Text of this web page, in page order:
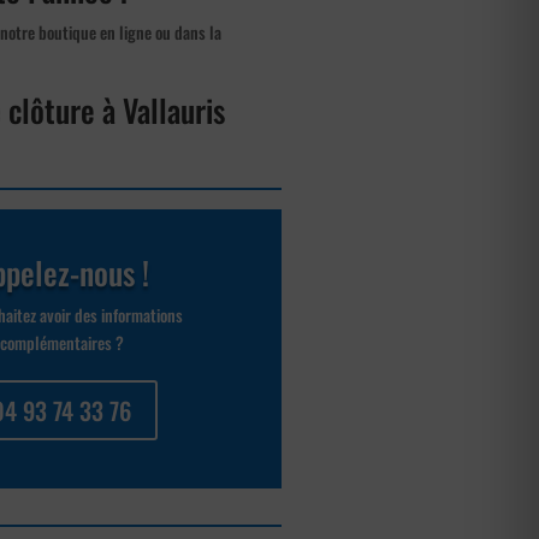
boutique en ligne ou dans la
clôture à Vallauris
nous !
avoir des informations
complémentaires ?
93 74 33 76